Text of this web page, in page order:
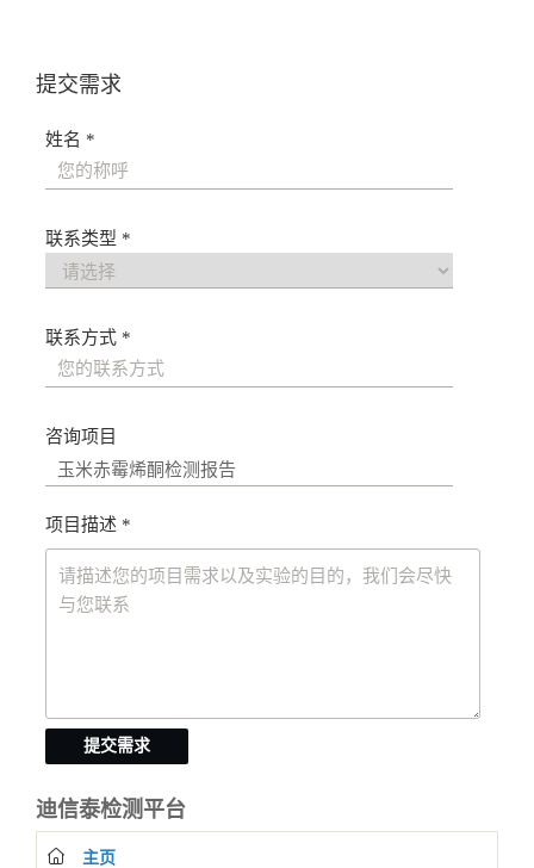
迪信泰检测平台
主页
提交需求
姓名 *
联系类型 *
联系方式 *
咨询项目
项目描述 *
提交需求